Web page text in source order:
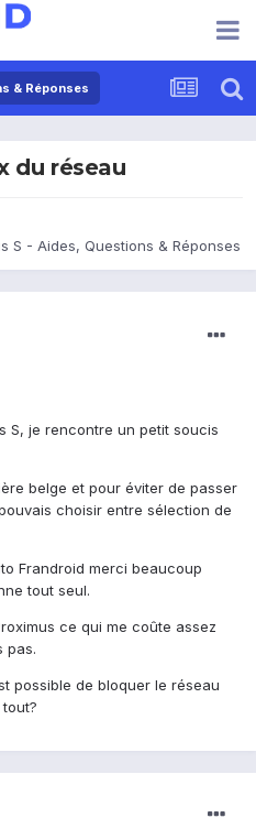
& Réponses
du réseau
S - Aides, Questions & Réponses
S, je rencontre un petit soucis
belge et pour éviter de passer
choisir entre sélection de
Frandroid merci beaucoup
tout seul.
ce qui me coûte assez
pas.
possible de bloquer le réseau